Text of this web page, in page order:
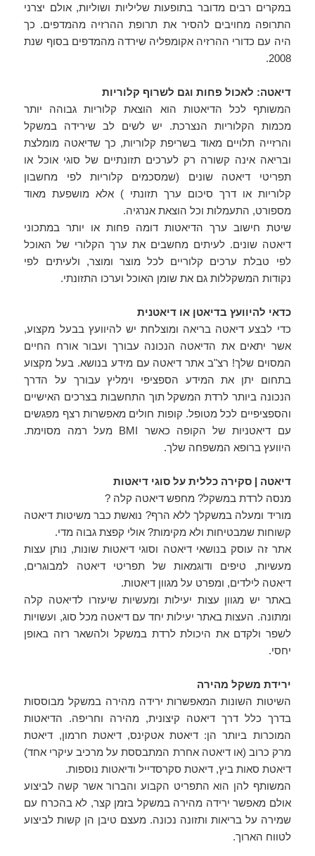
במקרים רבים מדובר בתופעות שליליות ושוליות, אולם יצרני
התרופה מחויבים להסיר את תרופת ההרזיה מהמדפים. כך
היה עם כדורי ההרזיה אקומפליה שירדה מהמדפים בסוף שנת
2008.
דיאטה: לאכול פחות וגם לשרוף קלוריות
המשותף לכל הדיאטות הוא הוצאת קלוריות גבוהה יותר
מכמות הקלוריות הנצרכת. יש לשים לב שירידה במשקל
והרזייה תלויים מאוד בשריפת קלוריות, כך שדיאטה מומלצת
ובריאה אינה קשורה רק לערכים תזונתיים של סוגי אוכל או
תפריטי דיאטה שונים (שמסכמים קלוריות לפי מחשבון
קלוריות או דרך סיכום ערך תזונתי ) אלא מושפעת מאוד
מספורט, התעמלות וכל הוצאת אנרגיה.
שיטת חישוב ערך הדיאטות דומה פחות או יותר במתכוני
דיאטה שונים. לעיתים מחשבים את ערך הקלורי של האוכל
לפי טבלת ערכים קלוריים לכל מוצר ומוצר, ולעיתים לפי
נקודות המשקללות גם את שומן האוכל וערכו התזונתי.
כדאי להיוועץ בדיאטן או דיאטנית
כדי לבצע דיאטה בריאה ומוצלחת יש להיוועץ בבעל מקצוע,
אשר יתאים את הדיאטה הנכונה עבורך ועבור אורח החיים
המסוים שלך! רצ"ב אתר דיאטה עם מידע בנושא. בעל מקצוע
בתחום יתן את המידע הספציפי וימליץ עבורך על הדרך
הנכונה ביותר לרדת המשקל תוך התחשבות בצרכים האישיים
והספציפיים לכל מטופל. קופות חולים מאפשרות רצף מפגשים
עם דיאטניות של הקופה כאשר BMI מעל רמה מסוימת.
היוועץ ברופא המשפחה שלך.
דיאטה | סקירה כללית על סוגי דיאטות
מנסה לרדת במשקל? מחפש דיאטה קלה ?
מוריד ומעלה במשקלך ללא הרף? נואשת כבר משיטות דיאטה
קשוחות שמבטיחות ולא מקימות? אולי קפצת גבוה מדי.
אתר זה עוסק בנושאי דיאטה וסוגי דיאטות שונות, נותן עצות
מעשיות, טיפים ודוגמאות של תפריטי דיאטה למבוגרים,
דיאטה לילדים, ומפרט על מגוון דיאטות.
באתר יש מגוון עצות יעילות ומעשיות שיעזרו לדיאטה קלה
ומתונה. העצות באתר יעילות יחד עם דיאטה מכל סוג, ועשויות
לשפר ולקדם את היכולת לרדת במשקל ולהשאר רזה באופן
יחסי.
ירידת משקל מהירה
השיטות השונות המאפשרות ירידה מהירה במשקל מבוססות
בדרך כלל דרך דיאטה קיצונית, מהירה וחריפה. הדיאטות
המוכרות ביותר הן: דיאטת אטקינס, דיאטת חרמון, דיאטת
מרק כרוב (או דיאטה אחרת המתבססת על מרכיב עיקרי אחד)
דיאטת סאות ביץ, דיאטת סקרסדייל ודיאטות נוספות.
המשותף להן הוא התפריט הקבוע והברור אשר קשה לביצוע
אולם מאפשר ירידה מהירה במשקל בזמן קצר, לא בהכרח עם
שמירה על בריאות ותזונה נכונה. מעצם טיבן הן קשות לביצוע
לטווח הארוך.